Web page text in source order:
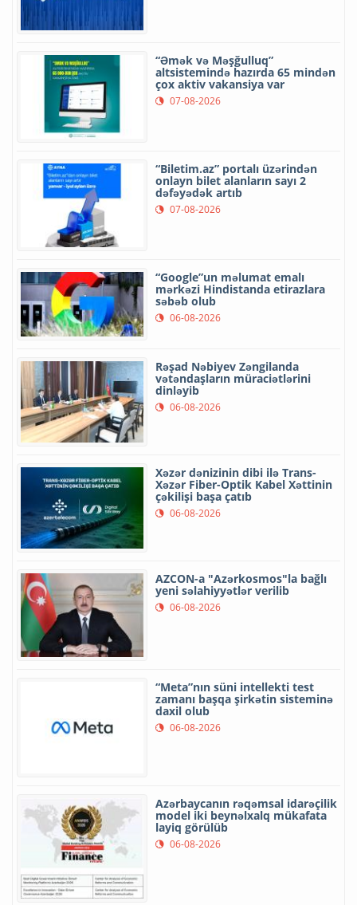
“Əmək və Məşğulluq”
altsistemində hazırda 65 mindən
çox aktiv vakansiya var
07-08-2026
“Biletim.az” portalı üzərindən
onlayn bilet alanların sayı 2
dəfəyədək artıb
07-08-2026
“Google”un məlumat emalı
mərkəzi Hindistanda etirazlara
səbəb olub
06-08-2026
Rəşad Nəbiyev Zəngilanda
vətəndaşların müraciətlərini
dinləyib
06-08-2026
Xəzər dənizinin dibi ilə Trans-
Xəzər Fiber-Optik Kabel Xəttinin
çəkilişi başa çatıb
06-08-2026
AZCON-a "Azərkosmos"la bağlı
yeni səlahiyyətlər verilib
06-08-2026
“Meta”nın süni intellekti test
zamanı başqa şirkətin sisteminə
daxil olub
06-08-2026
Azərbaycanın rəqəmsal idarəçilik
model iki beynəlxalq mükafata
layiq görülüb
06-08-2026